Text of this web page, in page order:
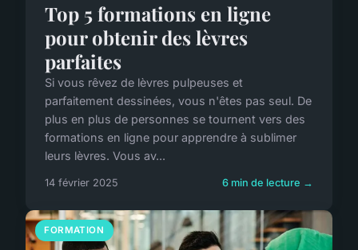
Top 5 formations en ligne
pour obtenir des lèvres
parfaites
Si vous rêvez de lèvres pulpeuses et
parfaitement dessinées, vous n'êtes pas seul. De
plus en plus de personnes se tournent vers des
formations en ligne pour apprendre à sublimer
leurs lèvres. Vous av...
14 février 2025 6 min de lecture →
FORMATION